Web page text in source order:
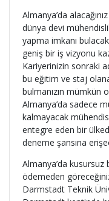
Almanya’da
dünya devi
yapma imkanı
geniş bir iş vizyonu
Kariyerinizin sonraki
bu eğitim ve staj
bulmanızın mümkün
Almanya’da sadece
kalmayacak
entegre eden bir
deneme şansına
Almanya’da
ödemeden
Darmstadt Teknik